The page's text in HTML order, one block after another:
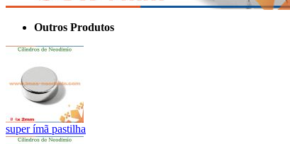
Outros Produtos
super ímã pastilha